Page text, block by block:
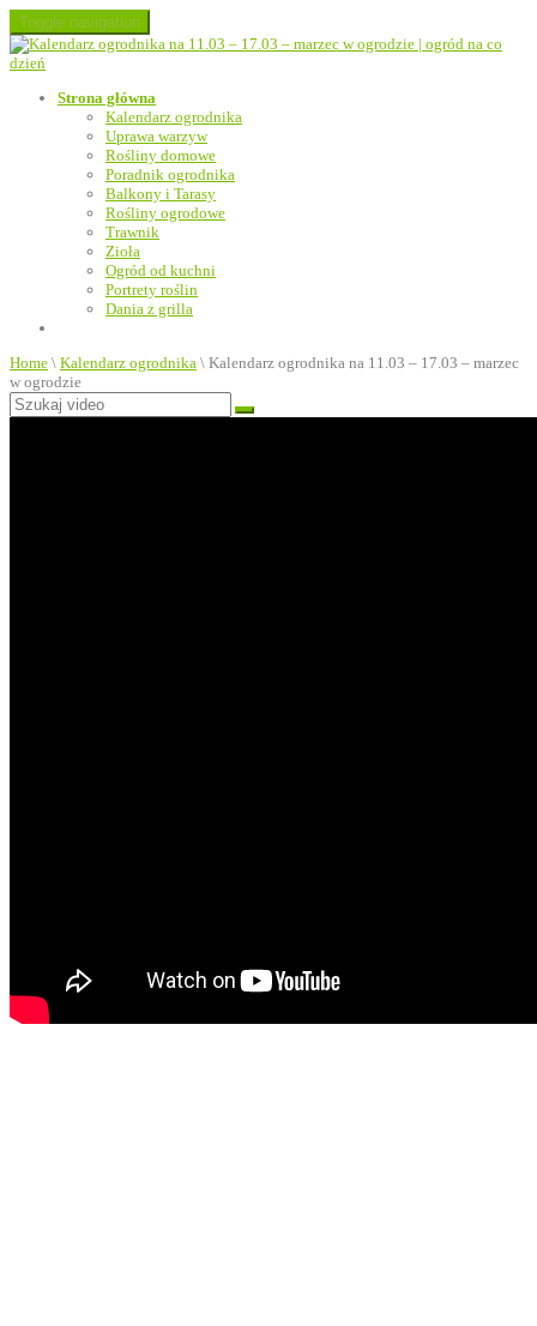
Toggle navigation
Strona główna
Kalendarz ogrodnika
Uprawa warzyw
Rośliny domowe
Poradnik ogrodnika
Balkony i Tarasy
Rośliny ogrodowe
Trawnik
Zioła
Ogród od kuchni
Portrety roślin
Dania z grilla
Home \ Kalendarz ogrodnika \ Kalendarz ogrodnika na 11.03 – 17.03 – marzec
w ogrodzie